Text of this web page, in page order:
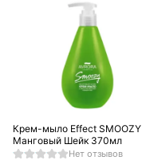
Крем-мыло Effect SMOOZY
Манговый Шейк 370мл
Нет отзывов